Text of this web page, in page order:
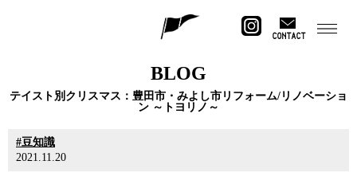
CONTACT
BLOG
テイスト別クリスマス：豊田市・みよし市リフォーム/リノベーショ
ン ～トヨリノ～
豆知識
2021.11.20